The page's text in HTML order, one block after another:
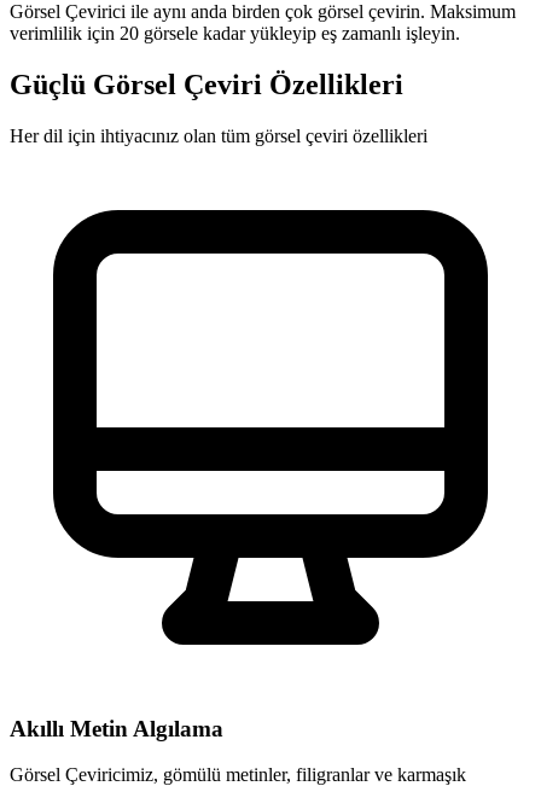
Görsel Çevirici ile aynı anda birden çok görsel çevirin. Maksimum
verimlilik için 20 görsele kadar yükleyip eş zamanlı işleyin.
Güçlü Görsel Çeviri Özellikleri
Her dil için ihtiyacınız olan tüm görsel çeviri özellikleri
Akıllı Metin Algılama
Görsel Çeviricimiz, gömülü metinler, filigranlar ve karmaşık